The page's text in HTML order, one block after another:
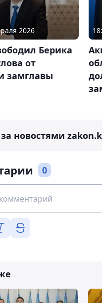
2026
Берика
от
замглавы
новостями
0